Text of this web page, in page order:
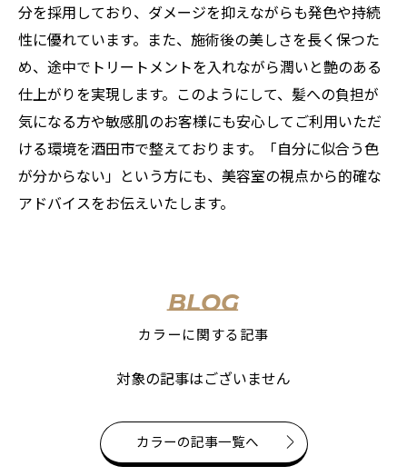
分を採用しており、ダメージを抑えながらも発色や持続
性に優れています。また、施術後の美しさを長く保つた
め、途中でトリートメントを入れながら潤いと艶のある
仕上がりを実現します。このようにして、髪への負担が
気になる方や敏感肌のお客様にも安心してご利用いただ
ける環境を酒田市で整えております。「自分に似合う色
が分からない」という方にも、美容室の視点から的確な
アドバイスをお伝えいたします。
BLOG
カラーに関する記事
対象の記事はございません
カラーの記事一覧へ